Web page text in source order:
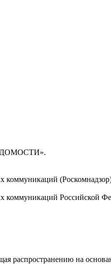
коммуникаций Российской
на